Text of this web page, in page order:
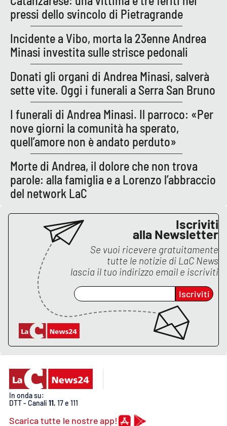
Android
Apple
pressi dello svincolo di Pietragrande
Incidente a Vibo, morta la 23enne Andrea
Minasi investita sulle strisce pedonali
Donati gli organi di Andrea Minasi, salverà
sette vite. Oggi i funerali a Serra San Bruno
I funerali di Andrea Minasi. Il parroco: «Per
nove giorni la comunità ha sperato,
quell’amore non è andato perduto»
Morte di Andrea, il dolore che non trova
parole: alla famiglia e a Lorenzo l’abbraccio
del network LaC
Iscriviti
alla Newsletter
Se vuoi ricevere gratuitamente
tutte le notizie di LaC News
lascia il tuo indirizzo email e iscriviti
Iscriviti
In onda su:
DTT - Canali 11, 17 e 111
Scarica tutte le nostre app!